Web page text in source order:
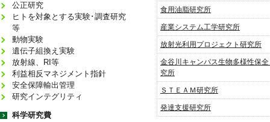
食用油脂研究所
産業システム工学研究所
放射光利用プロジェクト研究所
金谷川キャンパス生物多様性保
究所
ＳＴＥＡＭ研究所
発達支援研究所
公正研究
ヒトを対象とする実験･調査研究
等
動物実験
遺伝子組換え実験
放射線、RI等
利益相反マネジメント指針
安全保障輸出管理
研究インテグリティ
科学研究費